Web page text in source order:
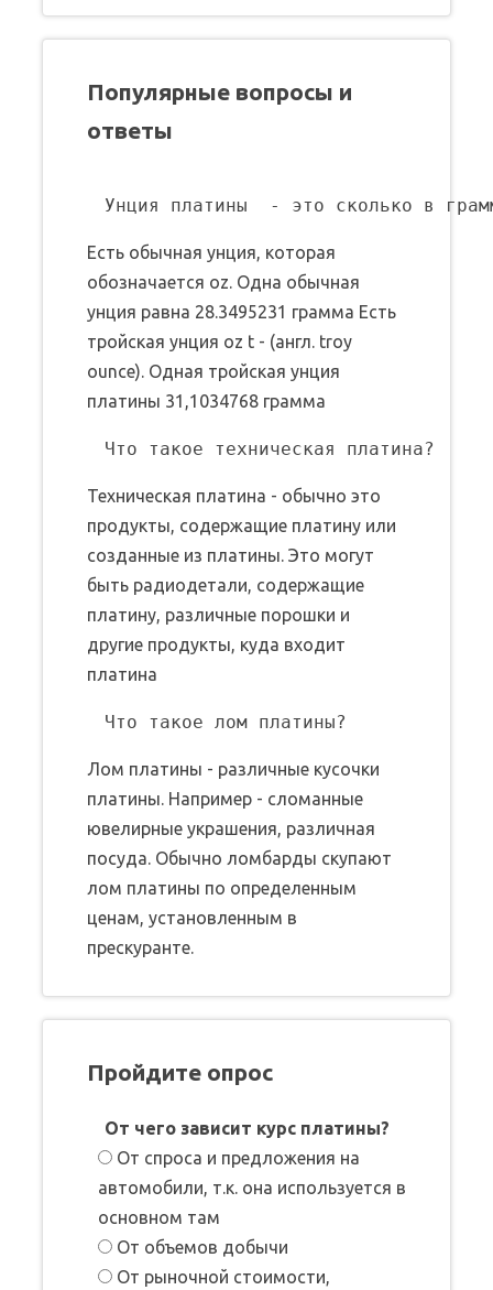
Популярные вопросы и
ответы
Есть обычная унция, которая
обозначается oz. Одна обычная
унция равна 28.3495231 грамма Есть
тройская унция oz t - (англ. troy
ounce). Одная тройская унция
платины 31,1034768 грамма
Техническая платина - обычно это
продукты, содержащие платину или
созданные из платины. Это могут
быть радиодетали, содержащие
платину, различные порошки и
другие продукты, куда входит
платина
Лом платины - различные кусочки
платины. Например - сломанные
ювелирные украшения, различная
посуда. Обычно ломбарды скупают
лом платины по определенным
ценам, установленным в
прескуранте.
Пройдите опрос
От чего зависит курс платины?
От спроса и предложения на
автомобили, т.к. она используется в
основном там
От объемов добычи
От рыночной стоимости,